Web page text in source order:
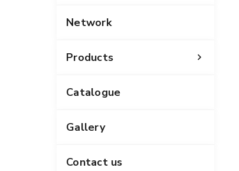
Network
Products
Catalogue
Gallery
Contact us